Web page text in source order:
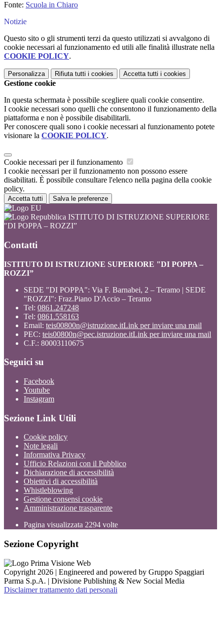
Fonte: Scuola in Chiaro
Notizie
Questo sito o gli strumenti terzi da questo utilizzati si avvalgono di
cookie necessari al funzionamento ed utili alle finalità illustrate nella
COOKIE POLICY.
Personalizza Rifiuta tutti i cookies Accetta tutti i cookies
Gestione cookie
In questa schermata è possibile scegliere quali cookie consentire.
I cookie necessari sono quelli che consentono il funzionamento della
piattaforma e non è possibile disabilitarli.
Per conoscere quali sono i cookie necessari al funzionamento potete
visionare la COOKIE POLICY.
Cookie necessari per il funzionamento
I cookie necessari per il funzionamento non possono essere
disabilitati. È possibile consultare l'elenco nella pagina della cookie
policy.
Accetta tutti Salva le preferenze
ISTITUTO DI ISTRUZIONE SUPERIORE
"DI POPPA – ROZZI”
Contatti
ISTITUTO DI ISTRUZIONE SUPERIORE "DI POPPA –
ROZZI”
SEDE "DI POPPA": Via F. Barnabei, 2 – Teramo | SEDE
"ROZZI": Fraz.Piano D'Accio – Teramo
Tel: 0861.247248
Tel: 0861.558163
Email: teis00800n@istruzione.itLink per inviare una mail
PEC: teis00800n@pec.istruzione.itLink per inviare una mail
C.F.: 80003110675
Seguici su
Facebook
Youtube
Instagram
Sezione Link Utili
Cookie policy
Note legali
Informativa Privacy
Ufficio Relazioni con il Pubblico
Dichiarazione di accessibilità
Obiettivi di accessibilità
Whistleblowing
Gestione consensi cookie
Amministrazione trasparente
Pagina visualizzata 2294 volte
Sezione Copyright
Copyright 2026 | Engineered and powered by Gruppo Spaggiari
Parma S.p.A. | Divisione Publishing & New Social Media
Disclaimer trattamento dati personali